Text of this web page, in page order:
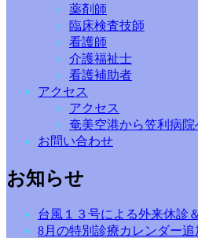
薬剤師
臨床検査技師
看護師
介護福祉士
看護補助者
アクセス
アクセス
奄美空港から笠利病院
お問い合わせ
お知らせ
台風１３号による外来休診
8月の特別診療カレンダー追